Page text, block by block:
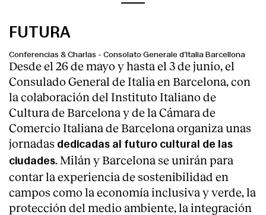
FUTURA
Conferencias & Charlas - Consolato Generale d’Italia Barcellona
Desde el 26 de mayo y hasta el 3 de junio, el
Consulado General de Italia en Barcelona, con
la colaboración del Instituto Italiano de
Cultura de Barcelona y de la Cámara de
Comercio Italiana de Barcelona organiza unas
jornadas dedicadas al futuro cultural de las
ciudades. Milán y Barcelona se unirán para
contar la experiencia de sostenibilidad en
campos como la economía inclusiva y verde, la
protección del medio ambiente, la integración